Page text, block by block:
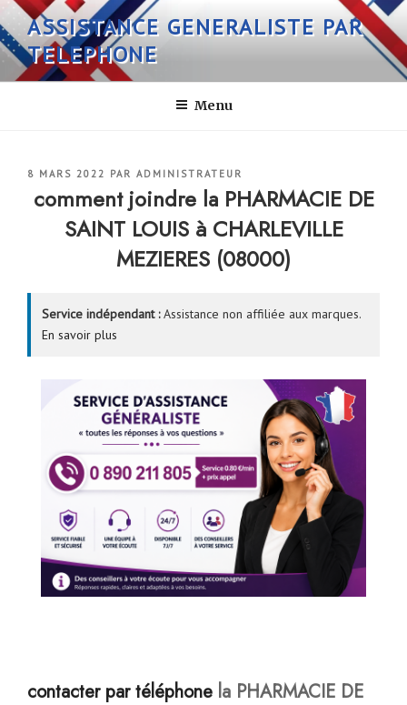
Aller
au
contenu
principal
ASSISTANCE GENERALISTE PAR
TELEPHONE
Menu
PUBLIÉ
8 MARS 2022 PAR ADMINISTRATEUR
comment joindre la PHARMACIE DE
SAINT LOUIS à CHARLEVILLE
MEZIERES (08000)
Service indépendant :Assistance non affiliée aux marques.
En savoir plus
contacter par téléphone la PHARMACIE DE